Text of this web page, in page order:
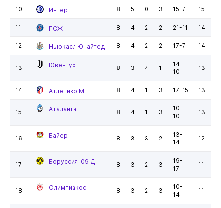
10 Интер 8 5 0 3 15-7 15
11 ПСЖ 8 4 2 2 21-11 14
12 Ньюкасл Юнайтед 8 4 2 2 17-7 14
13 Ювентус 8 3 4 1
14-
10
13
14 Атлетико М 8 4 1 3 17-15 13
15 Аталанта 8 4 1 3
10-
10
13
16 Байер 8 3 3 2
13-
14
12
17 Боруссия-09 Д 8 3 2 3
19-
17
11
18 Олимпиакос 8 3 2 3
10-
14
11